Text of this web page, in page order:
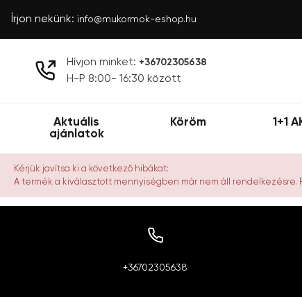
Írjon nekünk: info@mukormok-eshop.hu
Hívjon minket: +36702305638
H-P 8:00- 16:30 között
Aktuális
ajánlatok
Köröm 1+1
Kérjük javítsa ki a következő hibákat:
A termék a kiválasztott mennyiségben már nem áll rendelkezésre.
+36702305638